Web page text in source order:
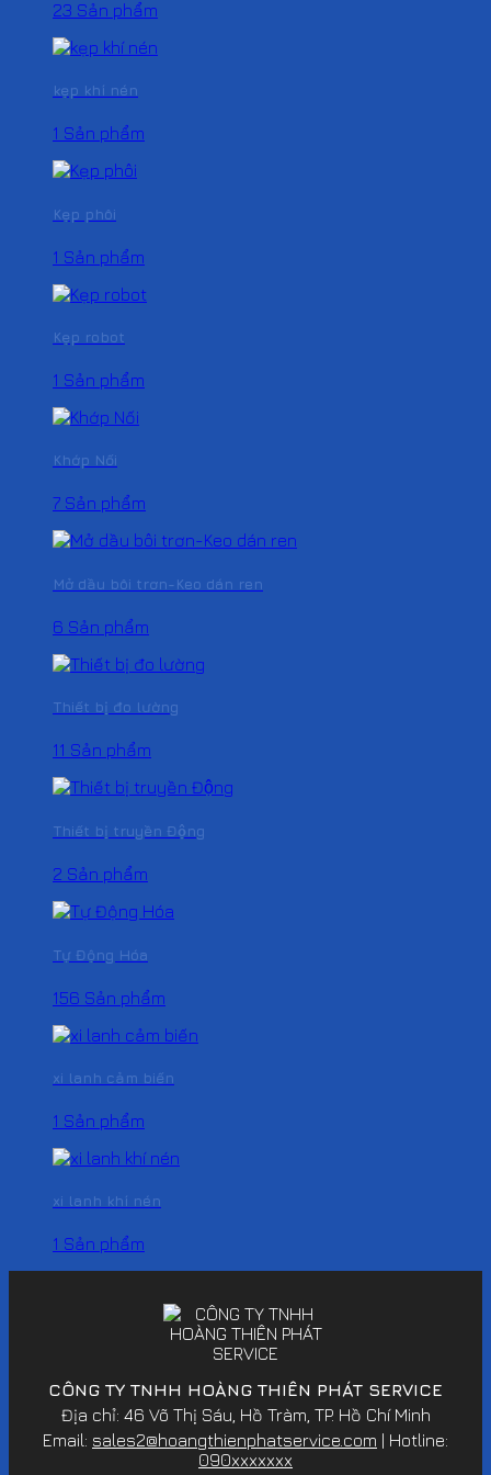
23 Sản phẩm
kẹp khí nén
1 Sản phẩm
Kẹp phôi
1 Sản phẩm
Kẹp robot
1 Sản phẩm
Khớp Nối
7 Sản phẩm
Mở dầu bôi trơn-Keo dán ren
6 Sản phẩm
Thiết bị đo lường
11 Sản phẩm
Thiết bị truyền Động
2 Sản phẩm
Tự Động Hóa
156 Sản phẩm
xi lanh cảm biến
1 Sản phẩm
xi lanh khí nén
1 Sản phẩm
CÔNG TY TNHH HOÀNG THIÊN PHÁT SERVICE
Địa chỉ: 46 Võ Thị Sáu, Hồ Tràm, TP. Hồ Chí Minh
Email: sales2@hoangthienphatservice.com | Hotline:
090xxxxxxx